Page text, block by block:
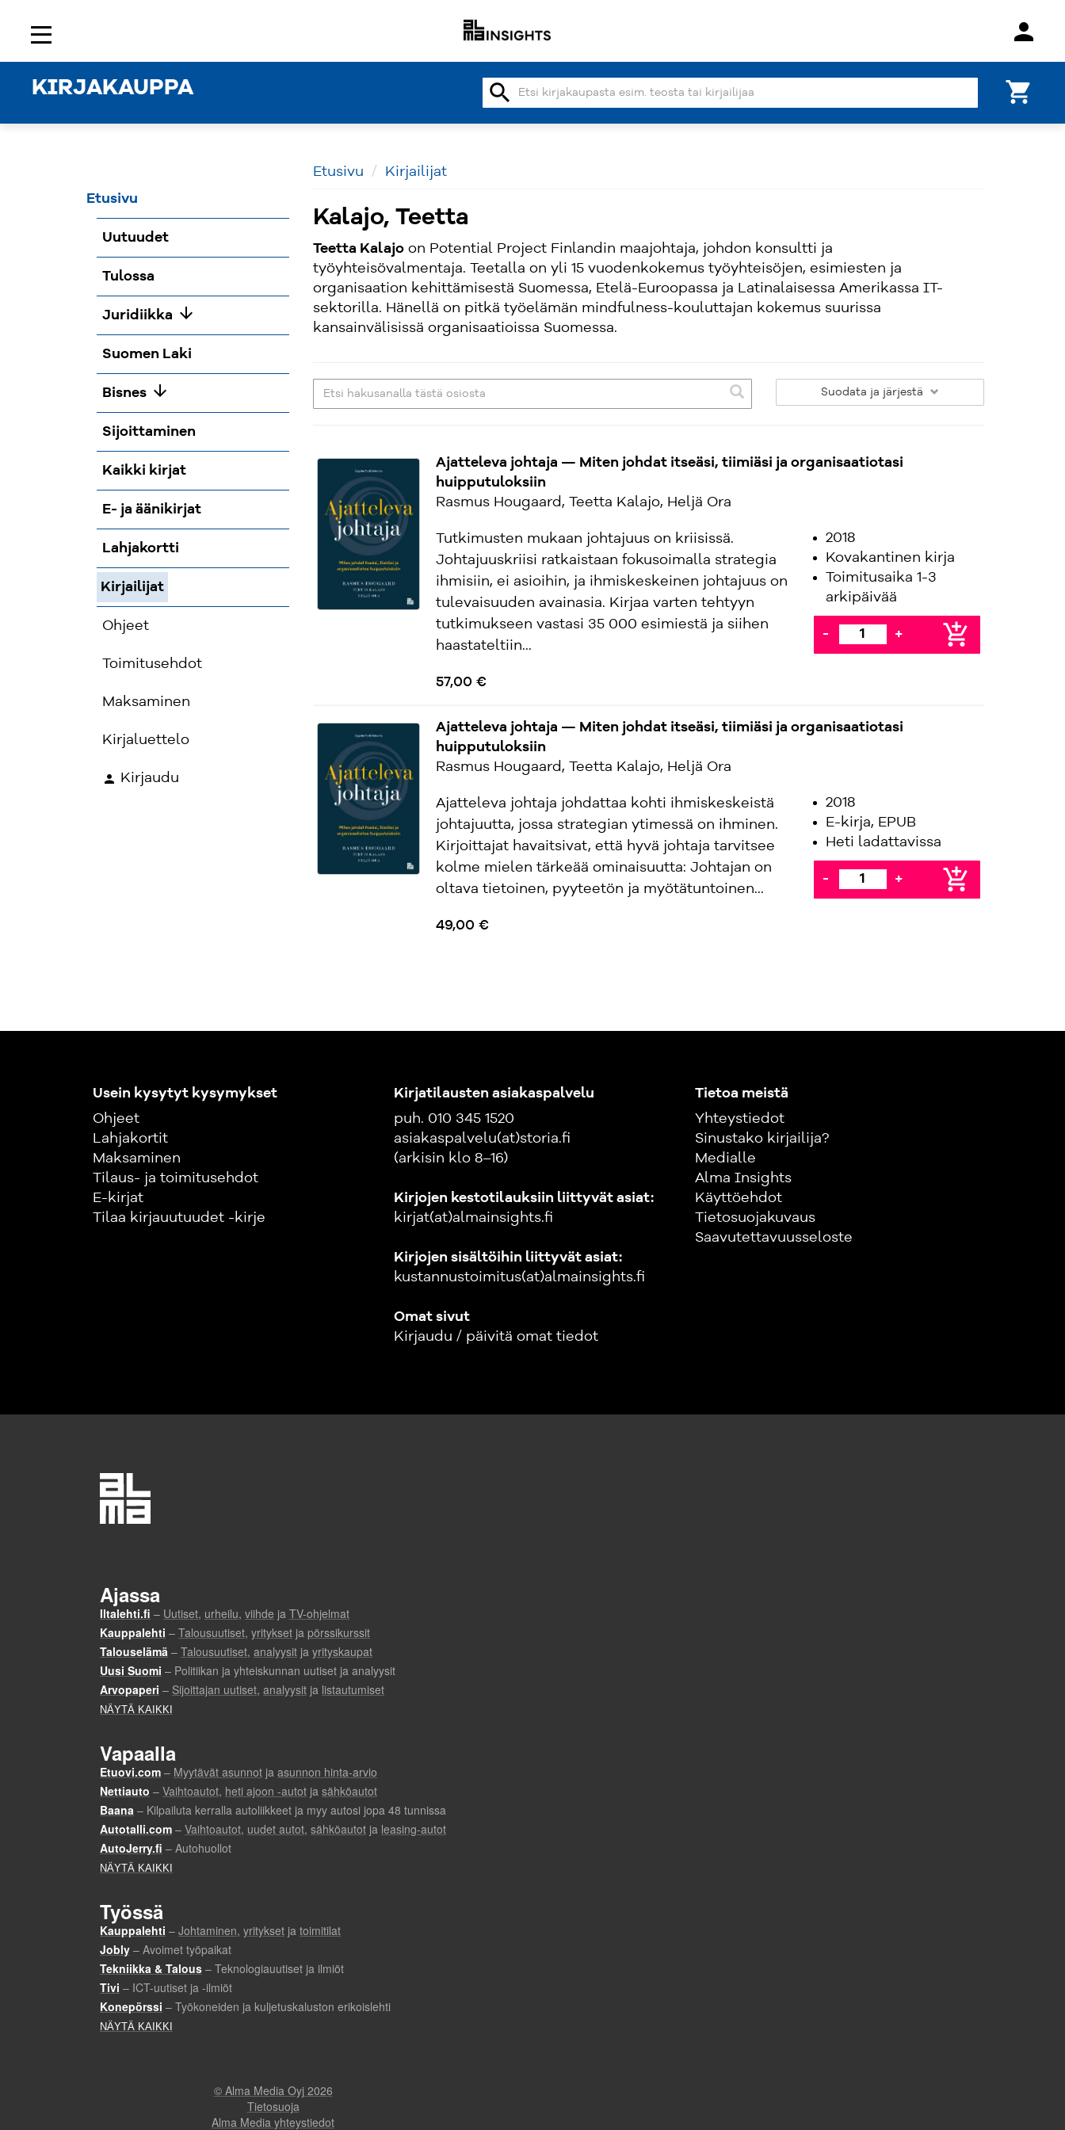
person
KIRJAKAUPPA search shopping_cart
Etusivu
Etusivu
Uutuudet
Tulossa
Juridiikka arrow_downward
Suomen Laki
Bisnes arrow_downward
Sijoittaminen
Kaikki kirjat
E- ja äänikirjat
Lahjakortti
Kirjailijat
Ohjeet
Toimitusehdot
Maksaminen
Kirjaluettelo
Kirjaudu
Etusivu Kirjailijat
Kalajo, Teetta
Teetta Kalajoon Potential Project Finlandin maajohtaja, johdon konsultti ja
työyhteisövalmentaja. Teetalla on yli 15 vuodenkokemus työyhteisöjen, esimiesten ja
organisaation kehittämisestä Suomessa, Etelä-Euroopassa ja Latinalaisessa Amerikassa IT-
sektorilla. Hänellä on pitkä työelämän mindfulness-kouluttajan kokemus suurissa
kansainvälisissä organisaatioissa Suomessa.
Suodata ja järjestä
Ajatteleva johtaja — Miten johdat itseäsi, tiimiäsi ja organisaatiotasi
huipputuloksiin
Rasmus Hougaard, Teetta Kalajo, Heljä Ora
Tutkimusten mukaan johtajuus on kriisissä.
Johtajuuskriisi ratkaistaan fokusoimalla strategia
ihmisiin, ei asioihin, ja ihmiskeskeinen johtajuus on
tulevaisuuden avainasia. Kirjaa varten tehtyyn
tutkimukseen vastasi 35 000 esimiestä ja siihen
haastateltiin...
57,00 €
2018
Kovakantinen kirja
Toimitusaika 1-3
arkipäivää
- + add_shopping_cart
Ajatteleva johtaja — Miten johdat itseäsi, tiimiäsi ja organisaatiotasi
huipputuloksiin
Rasmus Hougaard, Teetta Kalajo, Heljä Ora
Ajatteleva johtaja johdattaa kohti ihmiskeskeistä
johtajuutta, jossa strategian ytimessä on ihminen.
Kirjoittajat havaitsivat, että hyvä johtaja tarvitsee
kolme mielen tärkeää ominaisuutta: Johtajan on
oltava tietoinen, pyyteetön ja myötätuntoinen...
49,00 €
2018
E-kirja, EPUB
Heti ladattavissa
- + add_shopping_cart
Usein kysytyt kysymykset
Ohjeet
Lahjakortit
Maksaminen
Tilaus- ja toimitusehdot
E-kirjat
Tilaa kirjauutuudet -kirje
Kirjatilausten asiakaspalvelu
puh. 010 345 1520
asiakaspalvelu(at)storia.fi
(arkisin klo 8–16)
Kirjojen kestotilauksiin liittyvät asiat:
kirjat(at)almainsights.fi
Kirjojen sisältöihin liittyvät asiat:
kustannustoimitus(at)almainsights.fi
Omat sivut
Kirjaudu / päivitä omat tiedot
Tietoa meistä
Yhteystiedot
Sinustako kirjailija?
Medialle
Alma Insights
Käyttöehdot
Tietosuojakuvaus
Saavutettavuusseloste